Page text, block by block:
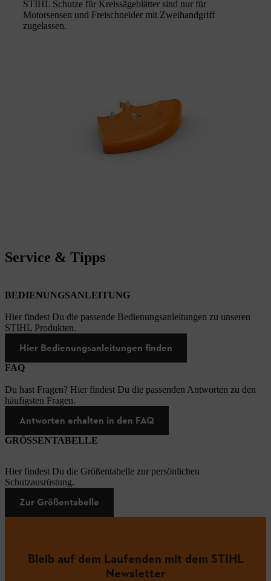
STIHL Schutze für Kreissägeblätter sind nur für
Motorsensen und Freischneider mit Zweihandgriff
zugelassen.
Service & Tipps
BEDIENUNGSANLEITUNG
Hier findest Du die passende Bedienungsanleitungen zu unseren
STIHL Produkten.
Hier Bedienungsanleitungen finden
FAQ
Du hast Fragen? Hier findest Du die passenden Antworten zu den
häufigsten Fragen.
Antworten erhalten in den FAQ
GRÖSSENTABELLE
Hier findest Du die Größentabelle zur persönlichen
Schutzausrüstung.
Zur Größentabelle
Bleib auf dem Laufenden mit dem STIHL
Newsletter